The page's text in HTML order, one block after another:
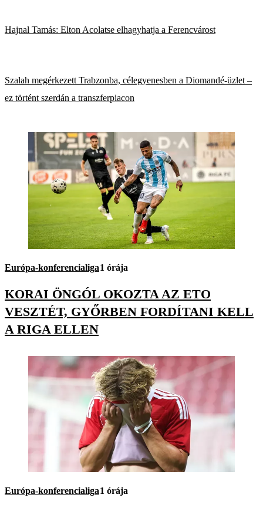
Hajnal Tamás: Elton Acolatse elhagyhatja a Ferencvárost
Szalah megérkezett Trabzonba, célegyenesben a Diomandé-üzlet –
ez történt szerdán a transzferpiacon
Európa-konferencialiga1 órája
KORAI ÖNGÓL OKOZTA AZ ETO
VESZTÉT, GYŐRBEN FORDÍTANI KELL
A RIGA ELLEN
Európa-konferencialiga1 órája